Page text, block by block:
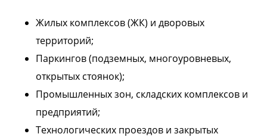
Жилых комплексов (ЖК) и дворовых
территорий;
Паркингов (подземных, многоуровневых,
открытых стоянок);
Промышленных зон, складских комплексов и
предприятий;
Технологических проездов и закрытых